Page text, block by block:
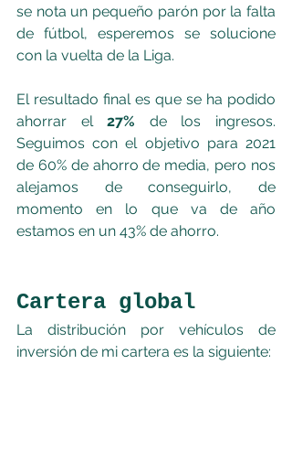
se nota un pequeño parón por la falta
de fútbol, esperemos se solucione
con la vuelta de la Liga.
El resultado final es que se ha podido
ahorrar el 27%
Seguimos con el objetivo para 2021
de 60% de ahorro de media, pero nos
alejamos de conseguirlo, de
momento en lo que va de año
estamos en un 43% de ahorro.
Cartera global
La distribución por vehículos de
inversión de mi cartera es la siguiente: